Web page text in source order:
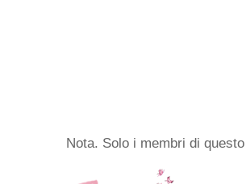
Nota. Solo i membri di